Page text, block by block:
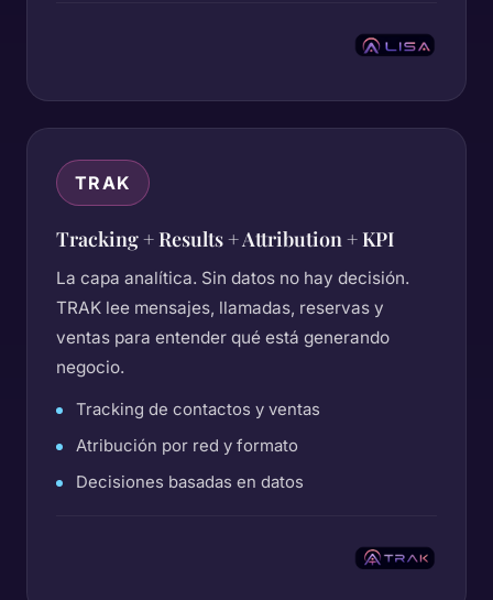
TRAK
Tracking + Results + Attribution + KPI
La capa analítica. Sin datos no hay decisión.
TRAK lee mensajes, llamadas, reservas y
ventas para entender qué está generando
negocio.
Tracking de contactos y ventas
Atribución por red y formato
Decisiones basadas en datos